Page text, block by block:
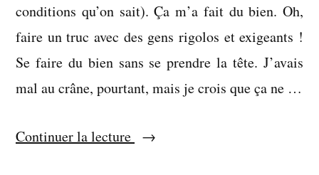
conditions qu’on sait). Ça m’a fait du bien. Oh,
faire un truc avec des gens rigolos et exigeants !
Se faire du bien sans se prendre la tête. J’avais
mal au crâne, pourtant, mais je crois que ça ne …
Continuer la lecture « La